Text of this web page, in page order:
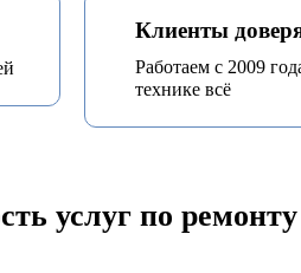
Клиенты
Работаем с 2009
технике всё
услуг по